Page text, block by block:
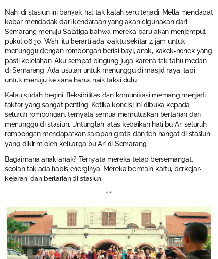
Nah, di stasiun ini banyak hal tak kalah seru terjadi. Mella mendapat
kabar mendadak dari kendaraan yang akan digunakan dari
Semarang menuju Salatiga bahwa mereka baru akan menjemput
pukul 06.30. Wah, itu berarti ada waktu sekitar 4 jam untuk
menunggu dengan rombongan berisi bayi, anak, kakek-nenek yang
pasti kelelahan. Aku sempat bingung juga karena tak tahu medan
di Semarang. Ada usulan untuk menunggu di masjid raya, tapi
untuk menuju ke sana harus naik taksi dulu.
Kalau sudah begini, fleksibilitas dan komunikasi memang menjadi
faktor yang sangat penting. Ketika kondisi ini dibuka kepada
seluruh rombongan, ternyata semua memutuskan bertahan dan
menunggu di stasiun. Untunglah, atas kebaikan hati bu Ari seluruh
rombongan mendapatkan sarapan gratis dan teh hangat di stasiun
yang dikirim oleh keluarga bu Ari di Semarang.
Bagaimana anak-anak? Ternyata mereka tetap bersemangat,
seolah tak ada habis energinya. Mereka bermain kartu, berkejar-
kejaran, dan berlarian di stasiun.
***